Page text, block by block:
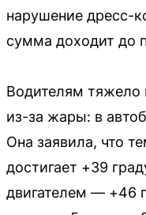
нарушение дресс-
сумма доходит до
Водителям тяжело
из-за жары: в
Она заявила, что
достигает +39
двигателем — +46